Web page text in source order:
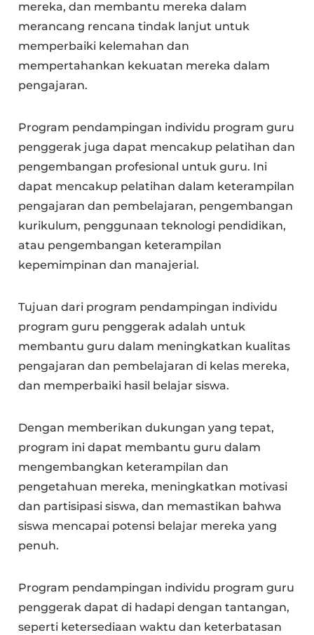
mereka, dan membantu mereka dalam
merancang rencana tindak lanjut untuk
memperbaiki kelemahan dan
mempertahankan kekuatan mereka dalam
pengajaran.
Program pendampingan individu program guru
penggerak juga dapat mencakup pelatihan dan
pengembangan profesional untuk guru. Ini
dapat mencakup pelatihan dalam keterampilan
pengajaran dan pembelajaran, pengembangan
kurikulum, penggunaan teknologi pendidikan,
atau pengembangan keterampilan
kepemimpinan dan manajerial.
Tujuan dari program pendampingan individu
program guru penggerak adalah untuk
membantu guru dalam meningkatkan kualitas
pengajaran dan pembelajaran di kelas mereka,
dan memperbaiki hasil belajar siswa.
Dengan memberikan dukungan yang tepat,
program ini dapat membantu guru dalam
mengembangkan keterampilan dan
pengetahuan mereka, meningkatkan motivasi
dan partisipasi siswa, dan memastikan bahwa
siswa mencapai potensi belajar mereka yang
penuh.
Program pendampingan individu program guru
penggerak dapat di hadapi dengan tantangan,
seperti ketersediaan waktu dan keterbatasan